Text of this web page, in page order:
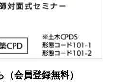
会員登録無料）